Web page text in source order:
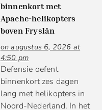
binnenkort met
Apache-helikopters
boven Fryslân
on augustus 6, 2026 at
4:50 pm
Defensie oefent
binnenkort zes dagen
lang met helikopters in
Noord-Nederland. In het